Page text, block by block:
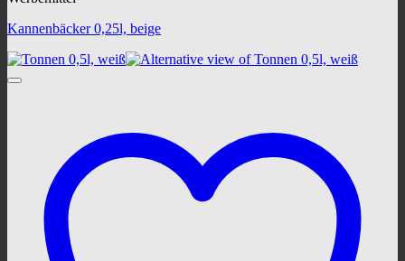
Kannenbäcker 0,25l, beige